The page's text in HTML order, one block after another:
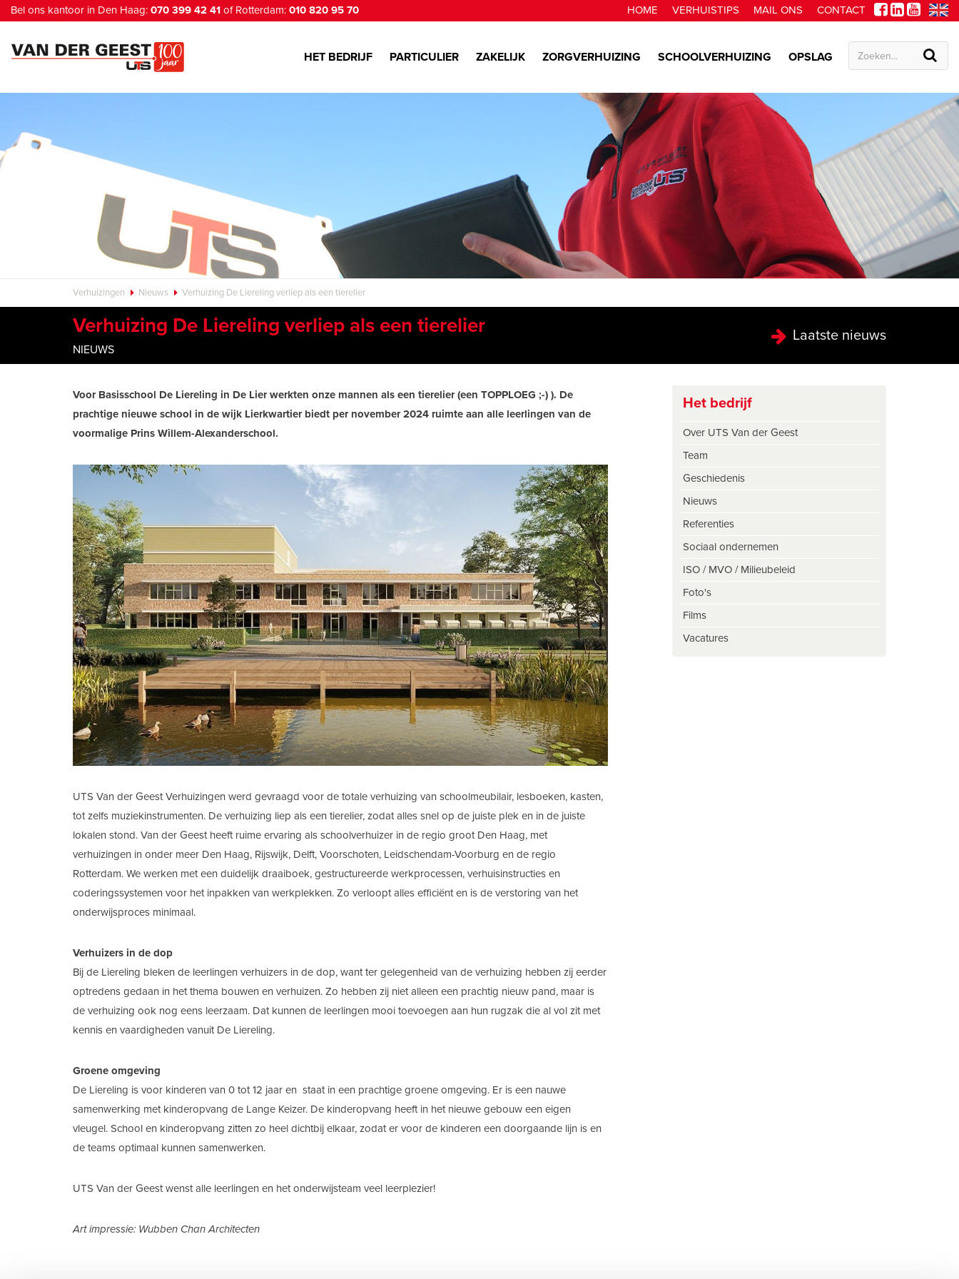
Bel ons kantoor in Den Haag: 070 399 42 41 of Rotterdam: 010 820 95 70 HOME VERHUISTIPS MAIL ONS CONTACT
HET BEDRIJF PARTICULIER ZAKELIJK ZORGVERHUIZING SCHOOLVERHUIZING OPSLAG
Verhuizingen Nieuws Verhuizing De Liereling verliep als een tierelier
Verhuizing De Liereling verliep als een tierelier
NIEUWS
Laatste nieuws
Voor Basisschool De Liereling in De Lier werkten onze mannen als een tierelier (een TOPPLOEG ;-) ). De
prachtige nieuwe school in de wijk Lierkwartier biedt per november 2024 ruimte aan alle leerlingen van de
voormalige Prins Willem-Alexanderschool.
UTS Van der Geest Verhuizingen werd gevraagd voor de totale verhuizing van schoolmeubilair, lesboeken, kasten,
tot zelfs muziekinstrumenten. De verhuizing liep als een tierelier, zodat alles snel op de juiste plek en in de juiste
lokalen stond. Van der Geest heeft ruime ervaring als schoolverhuizer in de regio groot Den Haag, met
verhuizingen in onder meer Den Haag, Rijswijk, Delft, Voorschoten, Leidschendam-Voorburg en de regio
Rotterdam. We werken met een duidelijk draaiboek, gestructureerde werkprocessen, verhuisinstructies en
coderingssystemen voor het inpakken van werkplekken. Zo verloopt alles efficiënt en is de verstoring van het
onderwijsproces minimaal.
Verhuizers in de dop
Bij de Liereling bleken de leerlingen verhuizers in de dop, want ter gelegenheid van de verhuizing hebben zij eerder
optredens gedaan in het thema bouwen en verhuizen. Zo hebben zij niet alleen een prachtig nieuw pand, maar is
de verhuizing ook nog eens leerzaam. Dat kunnen de leerlingen mooi toevoegen aan hun rugzak die al vol zit met
kennis en vaardigheden vanuit De Liereling.
Groene omgeving
De Liereling is voor kinderen van 0 tot 12 jaar en staat in een prachtige groene omgeving. Er is een nauwe
samenwerking met kinderopvang de Lange Keizer. De kinderopvang heeft in het nieuwe gebouw een eigen
vleugel. School en kinderopvang zitten zo heel dichtbij elkaar, zodat er voor de kinderen een doorgaande lijn is en
de teams optimaal kunnen samenwerken.
UTS Van der Geest wenst alle leerlingen en het onderwijsteam veel leerplezier!
Art impressie: Wubben Chan Architecten
Het bedrijf
Over UTS Van der Geest
Team
Geschiedenis
Nieuws
Referenties
Sociaal ondernemen
ISO / MVO / Milieubeleid
Foto's
Films
Vacatures